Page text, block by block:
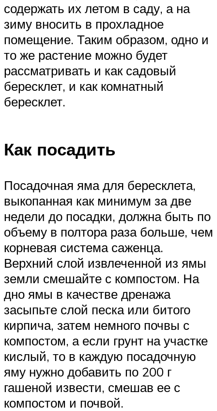
содержать их летом в саду, а на
зиму вносить в прохладное
помещение. Таким образом, одно и
то же растение можно будет
рассматривать и как садовый
бересклет, и как комнатный
бересклет.
Как посадить
Посадочная яма для бересклета,
выкопанная как минимум за две
недели до посадки, должна быть по
объему в полтора раза больше, чем
корневая система саженца.
Верхний слой извлеченной из ямы
земли смешайте с компостом. На
дно ямы в качестве дренажа
засыпьте слой песка или битого
кирпича, затем немного почвы с
компостом, а если грунт на участке
кислый, то в каждую посадочную
яму нужно добавить по 200 г
гашеной извести, смешав ее с
компостом и почвой.